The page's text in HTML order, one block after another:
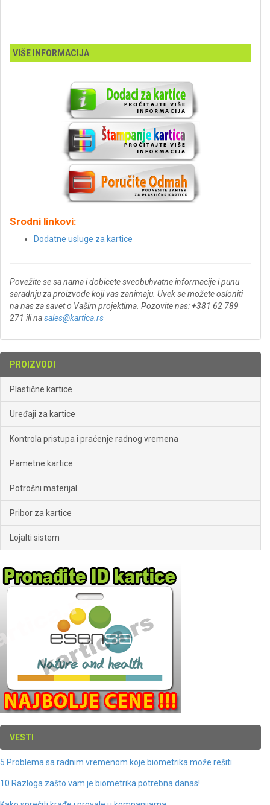
VIŠE INFORMACIJA
Srodni linkovi:
Dodatne usluge za kartice
Povežite se sa nama i dobicete sveobuhvatne informacije i punu
saradnju za proizvode koji vas zanimaju. Uvek se možete osloniti
na nas za savet o Vašim projektima. Pozovite nas: +381 62 789
271 ili nasales@kartica.rs
PROIZVODI
Plastične kartice
Uređaji za kartice
Kontrola pristupa i praćenje radnog vremena
Pametne kartice
Potrošni materijal
Pribor za kartice
Lojalti sistem
VESTI
5 Problema sa radnim vremenom koje biometrika može rešiti
10 Razloga zašto vam je biometrika potrebna danas!